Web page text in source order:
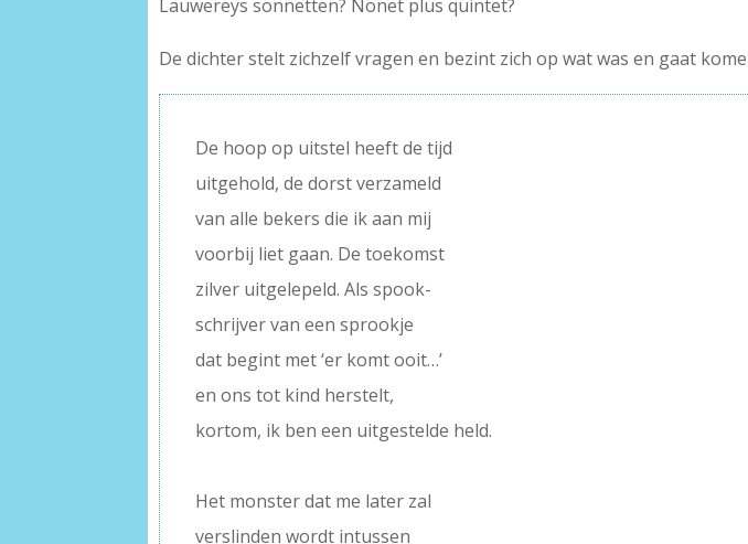
Lauwereys sonnetten? Nonet plus quintet?
De dichter stelt zichzelf vragen en bezint zich op wat was en gaat
De hoop op uitstel heeft de tijd
uitgehold, de dorst verzameld
van alle bekers die ik aan mij
voorbij liet gaan. De toekomst
zilver uitgelepeld. Als spook-
schrijver van een sprookje
dat begint met ‘er komt ooit…’
en ons tot kind herstelt,
kortom, ik ben een uitgestelde held.
Het monster dat me later zal
verslinden wordt intussen